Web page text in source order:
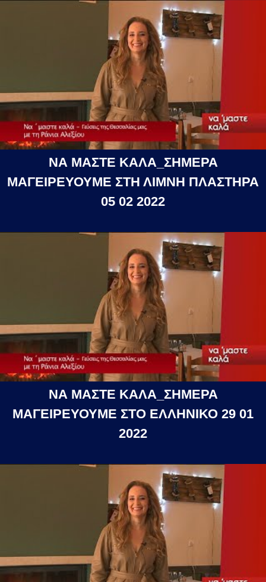
ΝΑ ΜΑΣΤΕ ΚΑΛΑ_ΣΗΜΕΡΑ
ΜΑΓΕΙΡΕΥΟΥΜΕ ΣΤΗ ΛΙΜΝΗ ΠΛΑΣΤΗΡΑ
05 02 2022
ΝΑ ΜΑΣΤΕ ΚΑΛΑ_ΣΗΜΕΡΑ
ΜΑΓΕΙΡΕΥΟΥΜΕ ΣΤΟ ΕΛΛΗΝΙΚΟ 29 01
2022